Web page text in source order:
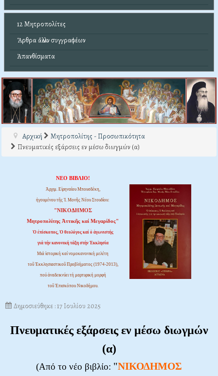
12 Μητροπολίτες
Ἄρθρα ἄλλων συγγραφέων
Ἀπανθίσματα
Αρχική
Μητροπολίτης - Προσωπικότητα
Πνευματικές εξάρσεις εν μέσω διωγμών (α)
ΝΕΟ ΒΙΒΛΙΟ!
Ἀρχιμ. Εἰρηναίου Μπουσδέκη,
ἡγουμένου τῆς Ἱ. Μονῆς Νέου Στουδίου:
"ΝΙΚΟΔΗΜΟΣ
Μητροπολίτης Ἀττικῆς καί Μεγαρίδος"
Ὁ ἐπίσκοπος, Ὁ θεολόγος καί ὁ ἀγωνιστής
γιά τήν κανονική τάξη στήν Ἐκκλησία
Μιά ἱστορική καί νομοκανονική μελέτη
τοῦ Ἐκκλησιαστικοῦ Προβλήματος (1974-2013),
πού ἀναδεικνύει τή μαρτυρική μορφή
τοῦ Ἐπισκόπου Νικοδήμου.
Δημοσιεύθηκε : 17 Ιουλίου 2025
Πνευματικές εξάρσεις εν μέσω διωγμών
(α)
(Από το νέο βιβλίο: "ΝΙΚΟΔΗΜΟΣ